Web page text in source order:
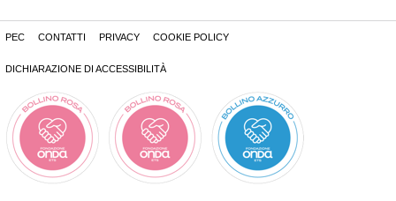
PEC CONTATTI PRIVACY COOKIE POLICY
DICHIARAZIONE DI ACCESSIBILITÀ